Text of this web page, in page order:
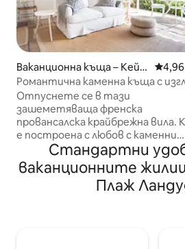
Ваканционна къща – Кейп
таун
Романтична каменна къща с
към океана
Отпуснете се в тази
зашеметяваща френска
провансалска крайбрежна вила.
е построена с любов с каменни
подове, високи тавани и
детайли за луксозно, но
очарователно усещане.
се на гледките към морето и
Стандартни
ваканционните
Плаж